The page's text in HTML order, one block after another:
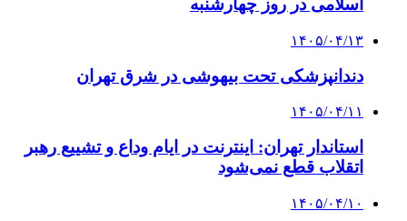
اسلامی در روز چهارشنبه
۱۴۰۵/۰۴/۱۳
دندانپزشکی تحت بیهوشی در شرق تهران
۱۴۰۵/۰۴/۱۱
استاندار تهران: اینترنت در ایام وداع و تشییع رهبر
اتقلاب قطع نمی‌شود
۱۴۰۵/۰۴/۱۰